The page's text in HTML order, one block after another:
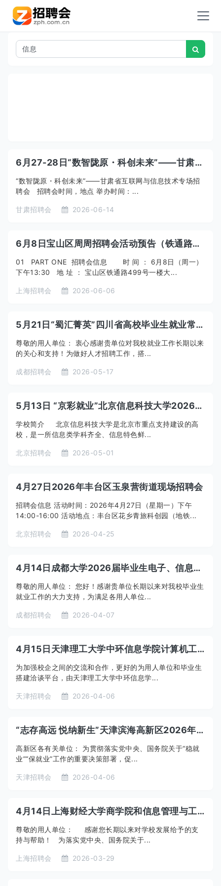
6月27-28日“数智陇原・科创未来”——甘肃省互联网与信息技术专场招聘会
“数智陇原・科创未来”——甘肃省互联网与信息技术专场招
聘会 招聘会时间，地点 举办时间：...
甘肃招聘会 2026-06-14
6月8日宝山区周周招聘会活动预告（铁通路专场）
01 PART ONE 招聘会信息 时 间 ： 6月8日（周一）
下午13:30 地 址 ： 宝山区铁通路499号一楼大...
上海招聘会 2026-06-06
5月21日“蜀汇菁英”四川省高校毕业生就业常设市场专场招聘会暨“百日冲刺促就业”成都信息工程大学2026届毕业生2027届实习生双选会
尊敬的用人单位： 衷心感谢贵单位对我校就业工作长期以来
的关心和支持！为做好人才招聘工作，搭...
成都招聘会 2026-05-17
5月13日 “京彩就业”北京信息科技大学2026届毕业生招聘专场暨2027届毕业生就业实习双选会
学校简介 北京信息科技大学是北京市重点支持建设的高
校，是一所信息类学科齐全、信息特色鲜...
北京招聘会 2026-05-01
4月27日2026年丰台区玉泉营街道现场招聘会
招聘会信息 活动时间：2026年4月27日（星期一）下午
14:00-16:00 活动地点：丰台区花乡青旅科创园（地铁...
北京招聘会 2026-04-25
4月14日成都大学2026届毕业生电子、信息类春季双选会
尊敬的用人单位： 您好！感谢贵单位长期以来对我校毕业生
就业工作的大力支持，为满足各用人单位...
成都招聘会 2026-04-07
4月15日天津理工大学中环信息学院计算机工程系2026届毕业生招聘会
为加强校企之间的交流和合作，更好的为用人单位和毕业生
搭建洽谈平台，由天津理工大学中环信息学...
天津招聘会 2026-04-06
“志存高远 悦纳新生”天津滨海高新区2026年春季系列招聘活动——4月招聘活动信息推送
高新区各有关单位： 为贯彻落实党中央、国务院关于“稳就
业”“保就业”工作的重要决策部署，促...
天津招聘会 2026-04-06
4月14日上海财经大学商学院和信息管理与工程学院联合校园招聘会
尊敬的用人单位： 感谢您长期以来对学校发展给予的支
持与帮助！ 为落实党中央、国务院关于...
上海招聘会 2026-03-29